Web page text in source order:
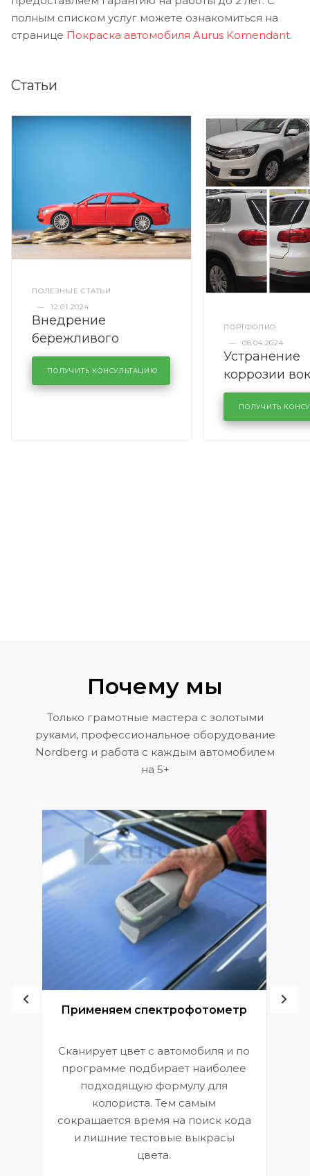
полным списком услуг можете ознакомиться на
странице Покраска автомобиля Aurus Komendant.
Статьи
ПОЛЕЗНЫЕ СТАТЬИ
—
12.01.2024
Внедрение
бережливого
производства в
кузовном сервисе
KUTUZOVV
ПОЛУЧИТЬ КОНСУЛЬТАЦИЮ
ПОРТФОЛИО
—
08.04.2024
Устранение
коррозии
лобового
районе
Volkswagen
ПОЛУЧИТЬ
Почему мы
Только грамотные мастера с золотыми
руками, профессиональное оборудование
Nordberg и работа с каждым автомобилем
на 5+
Применяем спектрофотометр
Сканирует цвет с автомобиля и по
программе подбирает наиболее
подходящую формулу для
колориста. Тем самым
сокращается время на поиск кода
и лишние тестовые выкрасы
цвета.